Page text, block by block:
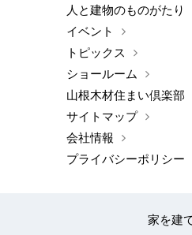
人と建物のものがたり
イベント
トピックス
ショールーム
山根木材住まい倶楽部
サイトマップ
会社情報
プライバシーポリシー
家を建